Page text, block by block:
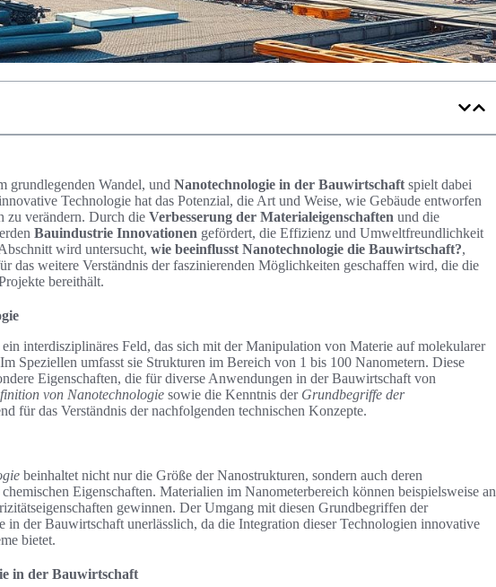
grundlegenden Wandel, und Nanotechnologie in der Bauwirtschaft spielt dabei
Technologie hat das Potenzial, die Art und Weise, wie Gebäude entworfen
zu verändern. Durch die Verbesserung der Materialeigenschaften und die
Bauindustrie Innovationen gefördert, die Effizienz und Umweltfreundlichkeit
wird untersucht, wie beeinflusst Nanotechnologie die Bauwirtschaft?,
das weitere Verständnis der faszinierenden Möglichkeiten geschaffen wird, die die
bereithält.
interdisziplinäres Feld, das sich mit der Manipulation von Materie auf molekularer
Speziellen umfasst sie Strukturen im Bereich von 1 bis 100 Nanometern. Diese
Eigenschaften, die für diverse Anwendungen in der Bauwirtschaft von
von Nanotechnologie sowie die Kenntnis der Grundbegriffe der
für das Verständnis der nachfolgenden technischen Konzepte.
beinhaltet nicht nur die Größe der Nanostrukturen, sondern auch deren
Eigenschaften. Materialien im Nanometerbereich können beispielsweise an
gewinnen. Der Umgang mit diesen Grundbegriffen der
in der Bauwirtschaft unerlässlich, da die Integration dieser Technologien innovative
bietet.
in der Bauwirtschaft